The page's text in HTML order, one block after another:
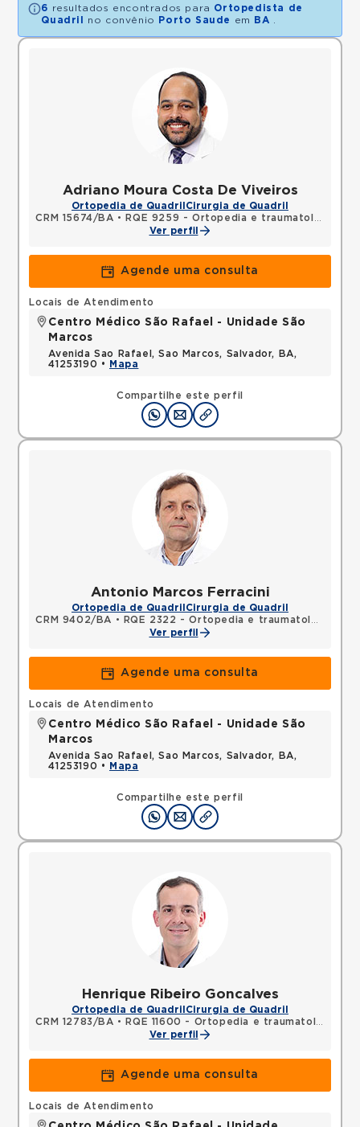
6 resultados encontrados para Ortopedista de
Quadril
no convênio Porto Saude em BA
Adriano Moura Costa De Viveiros
Ortopedia de Quadril Cirurgia de Quadril
CRM 15674/BA •
RQE 9259 - Ortopedia e traumatologia
Ver perfil
Agende uma consulta
Compartilhe este perfil
Locais de Atendimento
Centro Médico São Rafael - Unidade São
Marcos
Avenida Sao Rafael, Sao Marcos, Salvador, BA,
41253190 •
Mapa
Antonio Marcos Ferracini
Ortopedia de Quadril Cirurgia de Quadril
CRM 9402/BA •
RQE 2322 - Ortopedia e traumatologia
Ver perfil
Agende uma consulta
Compartilhe este perfil
Locais de Atendimento
Centro Médico São Rafael - Unidade São
Marcos
Avenida Sao Rafael, Sao Marcos, Salvador, BA,
41253190 •
Mapa
Henrique Ribeiro Goncalves
Ortopedia de Quadril Cirurgia de Quadril
CRM 12783/BA •
RQE 11600 - Ortopedia e traumatologia
Ver perfil
Agende uma consulta
Locais de Atendimento